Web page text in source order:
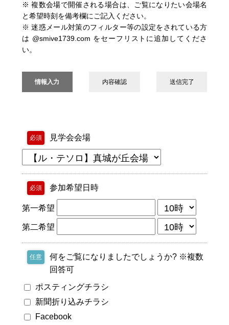
※ 複数会場で開催される場合は、ご覧になりたい会場名
と希望時刻を備考欄にご記入ください。
※ 迷惑メール対策のフィルター等の設定をされている方
は @smive1739.com をセーフリストに追加してくださ
い。
情報入力 内容確認 送信完了
必須 見学会会場
必須 参加希望日時
第一希望
第二希望
任意
何をご覧になりましたでしょうか? ※複数
回答可
ポスティングチラシ
新聞折り込みチラシ
Facebook